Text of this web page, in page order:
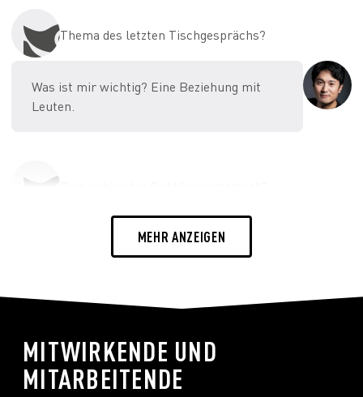
Thema des letzten Tischgesprächs?
Was ist mir wichtig? Eine Beziehung mit
Leuten.
Neujahrskonzert 2022 in Koblenz.
Stretching, Pavarotti's Musik, warm up.
MEHR ANZEIGEN
MITWIRKENDE UND
MITARBEITENDE